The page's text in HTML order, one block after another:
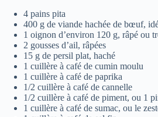
4 pains pita
400 g de viande hachée de bœuf,
1 oignon d’environ 120 g, râpé ou
2 gousses d’ail, râpées
15 g de persil plat, haché
1 cuillère à café de cumin moulu
1 cuillère à café de paprika
1/2 cuillère à café de cannelle
1/2 cuillère à café de piment, ou 1
1 cuillère à café de sumac, ou le